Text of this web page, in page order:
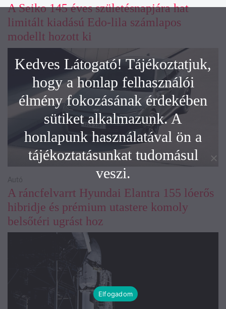
A Seiko 145 éves születésnapjára hat
limitált kiadású Edo-lila számlapos
modellt hozott ki
A ráncfelvarrt Hyundai Elantra 155 lóerős
hibridje és prémium utastere komoly
belsőtéri ugrást hoz
Autó
Kedves Látogató! Tájékoztatjuk,
hogy a honlap felhasználói
élmény fokozásának érdekében
sütiket alkalmazunk. A
honlapunk használatával ön a
tájékoztatásunkat tudomásul
veszi.
Elfogadom